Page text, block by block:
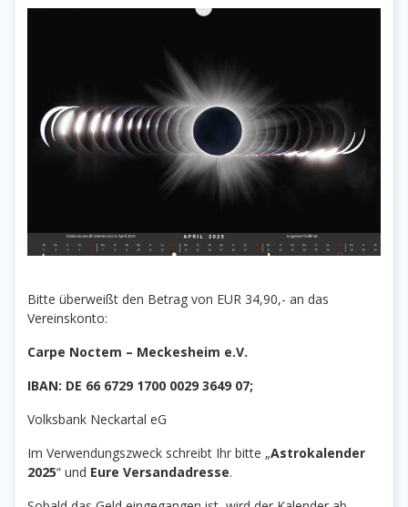
Bitte überweißt den Betrag von EUR 34,90,- an das
Vereinskonto:
Carpe Noctem – Meckesheim e.V.
IBAN: DE 66 6729 1700 0029 3649 07;
Volksbank Neckartal eG
Im Verwendungszweck schreibt Ihr bitte „Astrokalender
2025“ und Eure Versandadresse.